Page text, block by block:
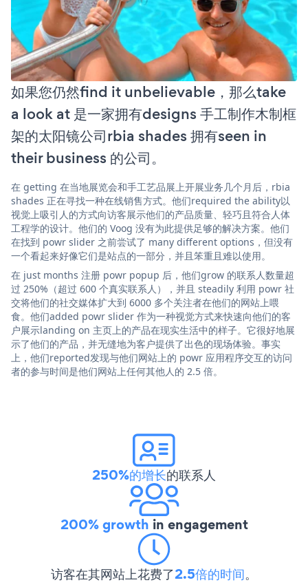
如果您仍然find it unbelievable，那么take
a look at 是一家拥有designs 手工制作木制框
架的太阳镜公司rbia shades 拥有seen in
their business 的公司。
在 getting 在当地展览会和手工艺品展上开展业务几个月后，rbia
shades 正在寻找一种在线销售方式。他们required the ability以
视觉上吸引人的方式向访客展示他们的产品质量、轻巧且符合人体
工程学的设计。他们的 Voog 没有为此提供足够的解决方案。他们
在找到 powr slider 之前尝试了 many different options，但没有
一个看起来好像它们是站点的一部分，并且笨重且难以使用。
在 just months 注册 powr popup 后，他们grow 的联系人数量超
过 250%（超过 600 个真实联系人），并且 steadily 利用 powr 社
交将他们的社交媒体扩大到 6000 多个关注者在他们的网站上喂
食。他们added powr slider 作为一种视觉方式来快速向他们的客
户展示landing on 主页上的产品在现实生活中的样子。它很好地展
示了他们的产品，并无缝地为客户提供了出色的现场体验。事实
上，他们reported发现与他们网站上的 powr 应用程序交互的访问
者的参与时间是他们网站上任何其他人的 2.5 倍。
250%的增长的联系人
200% growth in engagement
访客在其网站上花费了2.5倍的时间。